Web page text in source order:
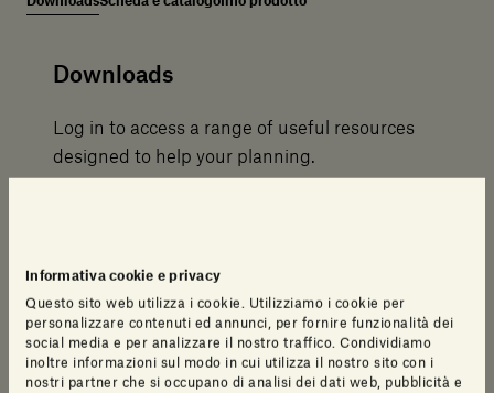
Informativa cookie e privacy
Questo sito web utilizza i cookie. Utilizziamo i cookie per
personalizzare contenuti ed annunci, per fornire funzionalità dei
social media e per analizzare il nostro traffico. Condividiamo
inoltre informazioni sul modo in cui utilizza il nostro sito con i
nostri partner che si occupano di analisi dei dati web, pubblicità e
Downloads
Log in to access a range of useful resources
designed to help your planning.
Revit
Fact Sheet